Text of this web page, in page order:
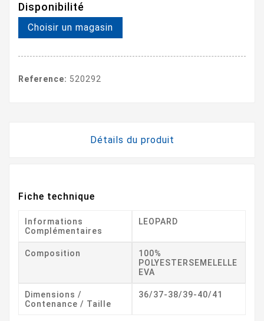
Disponibilité
Choisir un magasin
Reference: 520292
Détails du produit
Fiche technique
Informations
Complémentaires
LEOPARD
Composition
100%
POLYESTERSEMELELLE
EVA
Dimensions /
Contenance / Taille
36/37-38/39-40/41